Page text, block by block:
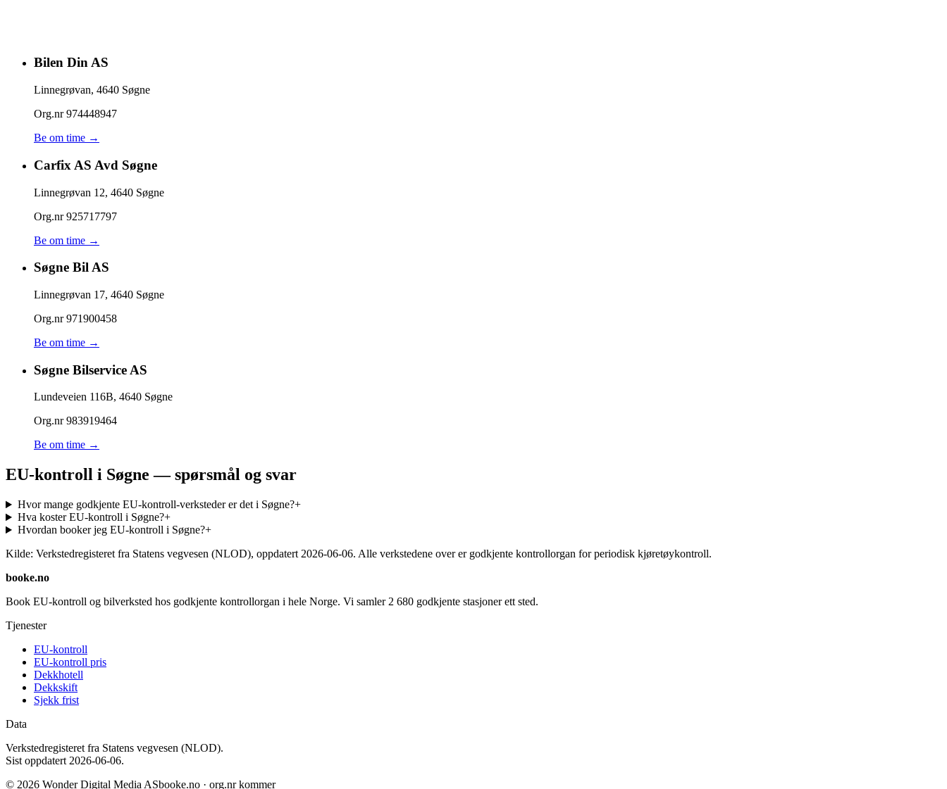
Bilen Din AS
Linnegrøvan, 4640 Søgne
Org.nr974448947
Be om time →
Carfix AS Avd Søgne
Linnegrøvan 12, 4640 Søgne
Org.nr925717797
Be om time →
Søgne Bil AS
Linnegrøvan 17, 4640 Søgne
Org.nr971900458
Be om time →
Søgne Bilservice AS
Lundeveien 116B, 4640 Søgne
Org.nr983919464
Be om time →
EU-kontroll i Søgne — spørsmål og svar
Hvor mange godkjente EU-kontroll-verksteder er det i Søgne?+
Hva koster EU-kontroll i Søgne?+
Hvordan booker jeg EU-kontroll i Søgne?+
Kilde: Verkstedregisteret fra Statens vegvesen (NLOD), oppdatert 2026-06-06. Alle verkstedene over er godkjente kontrollorgan for periodisk kjøretøykontroll.
booke.no
Book EU-kontroll og bilverksted hos godkjente kontrollorgan i hele Norge. Vi samler 2 680 godkjente stasjoner ett sted.
Tjenester
EU-kontroll
EU-kontroll pris
Dekkhotell
Dekkskift
Sjekk frist
Data
Verkstedregisteret fra Statens vegvesen (NLOD).
Sist oppdatert 2026-06-06.
© 2026 Wonder Digital Media ASbooke.no · org.nr kommer